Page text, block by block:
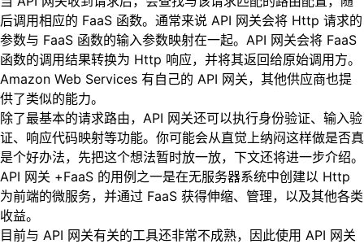
后调用相应的 FaaS 函数。通常来说 API 网关会将 Http 请求的
参数与 FaaS 函数的输入参数映射在一起。API 网关会将 FaaS
函数的调用结果转换为 Http 响应，并将其返回给原始调用方。
Amazon Web Services 有自己的 API 网关，其他供应商也提
供了类似的能力。
除了最基本的请求路由，API 网关还可以执行身份验证、输入验
证、响应代码映射等功能。你可能会从直觉上纳闷这样做是否真
是个好办法，先把这个想法暂时放一放，下文还将进一步介绍。
API 网关 +FaaS 的用例之一是在无服务器系统中创建以 Http
为前端的微服务，并通过 FaaS 获得伸缩、管理，以及其他各类
收益。
目前与 API 网关有关的工具还非常不成熟，因此使用 API 网关